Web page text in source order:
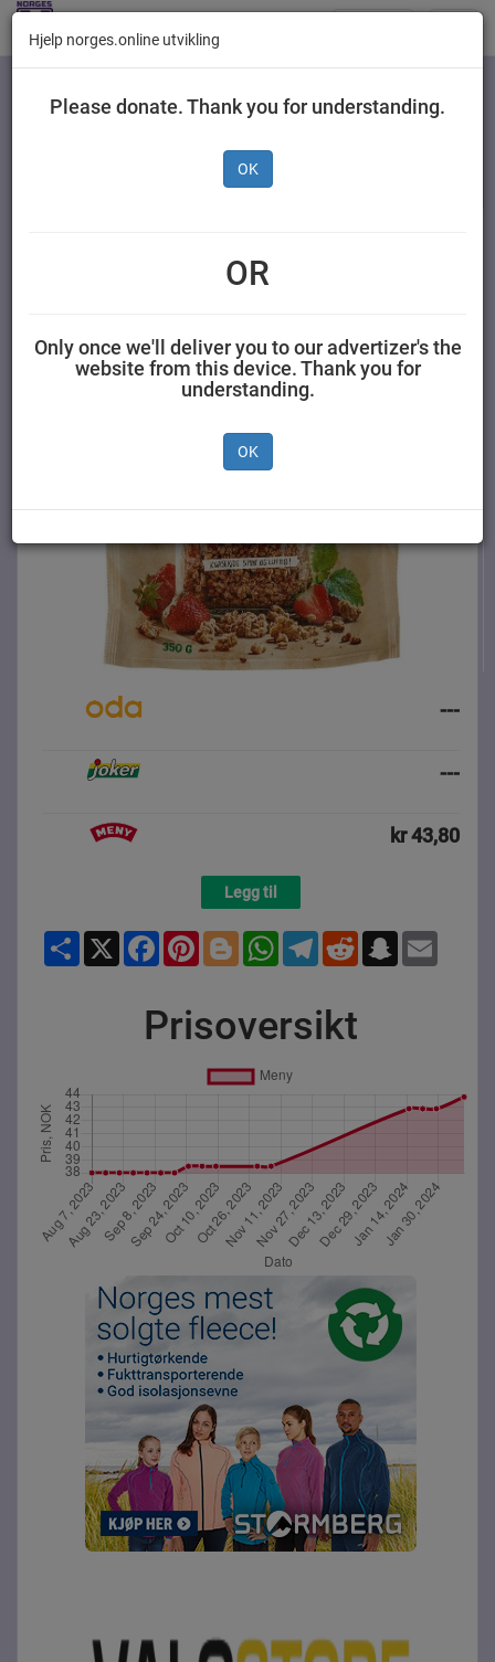
Kategorier
SYNNØVE FINDEN ASA 0,350 kilogram Synnøve
---
---
kr 43,80
Legg til
Share X FacebookPinterestBloggerWhatsAppTelegramReddit Snapchat
Prisoversikt
Hjelp norges.online utvikling
Please donate. Thank you for understanding.
OK
OR
Only once we'll deliver you to our advertizer's the
website from this device. Thank you for
understanding.
OK